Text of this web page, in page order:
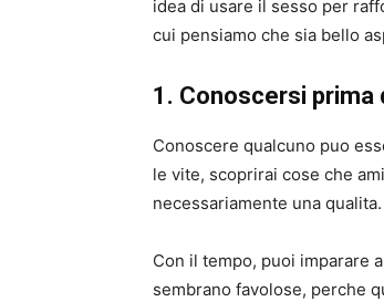
idea di usare il sesso per
cui pensiamo che sia bello
1. Conoscersi prima
Conoscere qualcuno puo
le vite, scoprirai cose che
necessariamente una qualita.
Con il tempo, puoi imparare
sembrano favolose, perche